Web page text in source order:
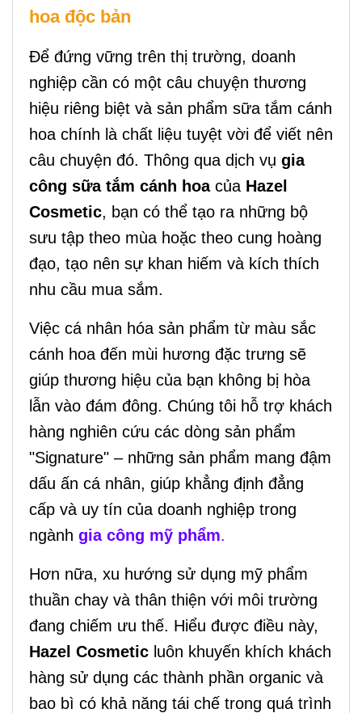
hoa độc bản
Để đứng vững trên thị trường, doanh
nghiệp cần có một câu chuyện thương
hiệu riêng biệt và sản phẩm sữa tắm cánh
hoa chính là chất liệu tuyệt vời để viết nên
câu chuyện đó. Thông qua dịch vụ gia
công sữa tắm cánh hoacủa Hazel
Cosmetic, bạn có thể tạo ra những bộ
sưu tập theo mùa hoặc theo cung hoàng
đạo, tạo nên sự khan hiếm và kích thích
nhu cầu mua sắm.
Việc cá nhân hóa sản phẩm từ màu sắc
cánh hoa đến mùi hương đặc trưng sẽ
giúp thương hiệu của bạn không bị hòa
lẫn vào đám đông. Chúng tôi hỗ trợ khách
hàng nghiên cứu các dòng sản phẩm
"Signature" – những sản phẩm mang đậm
dấu ấn cá nhân, giúp khẳng định đẳng
cấp và uy tín của doanh nghiệp trong
ngành gia công mỹ phẩm.
Hơn nữa, xu hướng sử dụng mỹ phẩm
thuần chay và thân thiện với môi trường
đang chiếm ưu thế. Hiểu được điều này,
Hazel Cosmetic luôn khuyến khích khách
hàng sử dụng các thành phần organic và
bao bì có khả năng tái chế trong quá trình